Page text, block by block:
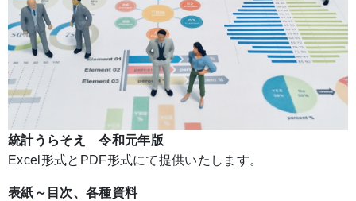
統計うらそえ 令和元年版
Excel形式とPDF形式にて提供いたします。
表紙～目次、各種資料